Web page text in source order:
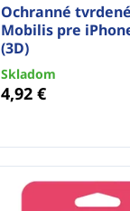
Ochranné
Mobilis pre
(3D)
Skladom
4,92 €